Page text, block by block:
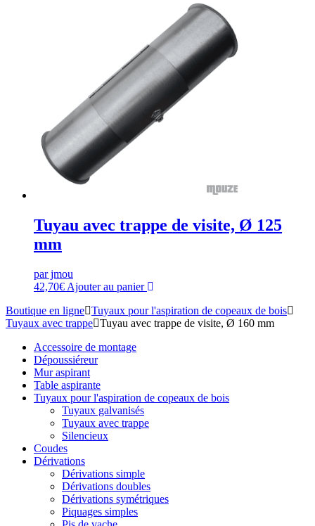
Tuyau avec trappe de visite, Ø 125
mm
par jmou
42,70€ Ajouter au panier
Boutique en ligne Tuyaux pour l'aspiration de copeaux de bois
Tuyaux avec trappe Tuyau avec trappe de visite, Ø 160 mm
Accessoire de montage
Dépoussiéreur
Mur aspirant
Table aspirante
Tuyaux pour l'aspiration de copeaux de bois
Tuyaux galvanisés
Tuyaux avec trappe
Silencieux
Coudes
Dérivations
Dérivations simple
Dérivations doubles
Dérivations symétriques
Piquages simples